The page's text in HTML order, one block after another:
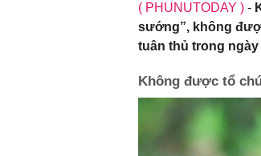
( PHUNUTODAY ) -
sướng”, không
tuân thủ trong
Không được tổ